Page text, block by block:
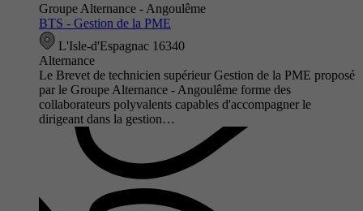
Groupe Alternance - Angoulême
BTS - Gestion de la PME
L'Isle-d'Espagnac 16340
Alternance
Le Brevet de technicien supérieur Gestion de la PME proposé
par le Groupe Alternance - Angoulême forme des
collaborateurs polyvalents capables d'accompagner le
dirigeant dans la gestion…